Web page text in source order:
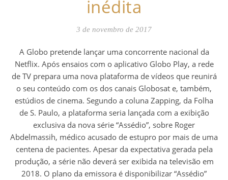
inédita
3 de novembro de 2017
A Globo pretende lançar uma concorrente nacional da
Netflix. Após ensaios com o aplicativo Globo Play, a rede
de TV prepara uma nova plataforma de vídeos que reunirá
o seu conteúdo com os dos canais Globosat e, também,
estúdios de cinema. Segundo a coluna Zapping, da Folha
de S. Paulo, a plataforma seria lançada com a exibição
exclusiva da nova série “Assédio”, sobre Roger
Abdelmassih, médico acusado de estupro por mais de uma
centena de pacientes. Apesar da expectativa gerada pela
produção, a série não deverá ser exibida na televisão em
2018. O plano da emissora é disponibilizar “Assédio”